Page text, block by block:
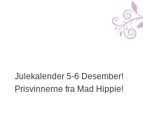
Innleggsnavigasjon
Julekalender 5-6 Desember!
Prisvinnerne fra Mad Hippie!